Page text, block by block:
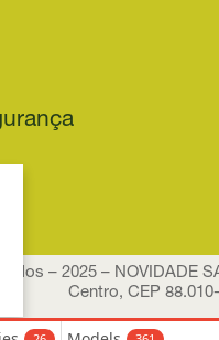
– 2025 – NOVIDADE
Centro, CEP